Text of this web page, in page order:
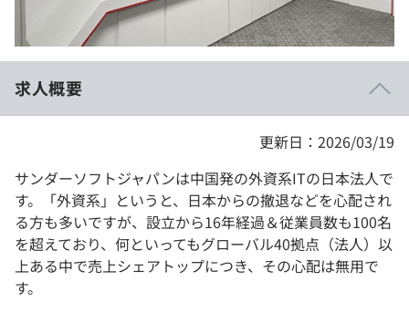
学校向けプラン
契約内容・クーポン
求人概要
更新日：2026/03/19
サンダーソフトジャパンは中国発の外資系ITの日本法人で
す。「外資系」というと、日本からの撤退などを心配され
る方も多いですが、設立から16年経過＆従業員数も100名
を超えており、何といってもグローバル40拠点（法人）以
上ある中で売上シェアトップにつき、その心配は無用で
す。